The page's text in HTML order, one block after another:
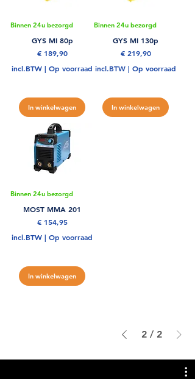
Binnen 24u bezorgd
GYS MI 80p
Prijs
€ 189,90
incl.BTW | Op voorraad
In winkelwagen
Binnen 24u bezorgd
GYS MI 130p
Prijs
€ 219,90
incl.BTW | Op voorraad
In winkelwagen
Binnen 24u bezorgd
MOST MMA 201
Prijs
€ 154,95
incl.BTW | Op voorraad
In winkelwagen
2 / 2